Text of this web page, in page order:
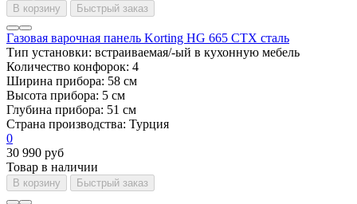
В корзину Быстрый заказ
Газовая варочная панель Korting HG 665 CTX сталь
Тип установки: встраиваемая/-ый в кухонную мебель
Количество конфорок: 4
Ширина прибора: 58 см
Высота прибора: 5 см
Глубина прибора: 51 см
Страна производства: Турция
0
30 990 руб
Товар в наличии
В корзину Быстрый заказ